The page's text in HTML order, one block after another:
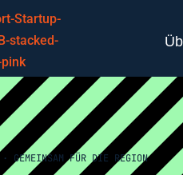
· GEMEINSAM FÜR DIE REGION